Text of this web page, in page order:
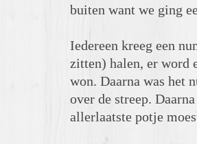
buiten want we ging
Iedereen kreeg een
zitten) halen, er word
won. Daarna was het
over de streep.
allerlaatste potje